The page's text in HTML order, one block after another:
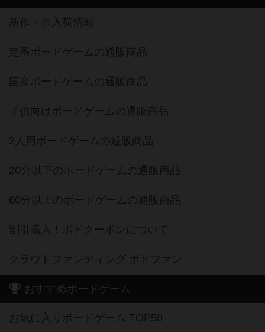
新作・再入荷情報
定番ボードゲームの通販商品
国産ボードゲームの通販商品
子供向けボードゲームの通販商品
2人用ボードゲームの通販商品
20分以下のボードゲームの通販商品
60分以上のボードゲームの通販商品
割引購入！ボドクーポンについて
クラウドファンディング ボドファン
おすすめボードゲーム
お気に入りボードゲーム TOP50